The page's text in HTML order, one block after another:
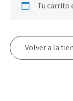
Tu carrito
Volver a la